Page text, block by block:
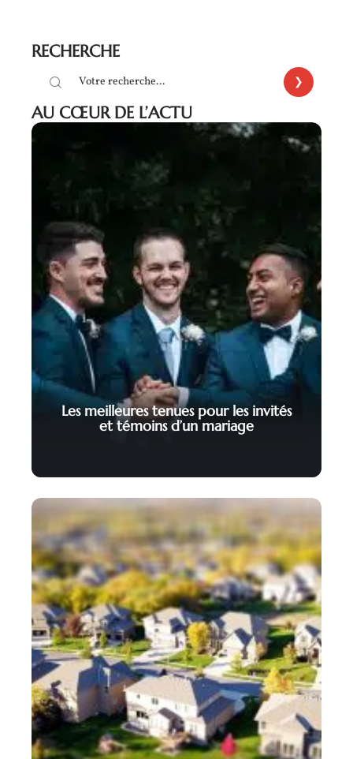
RECHERCHE
AU CŒUR DE L’ACTU
Les meilleures tenues pour les invités
et témoins d’un mariage